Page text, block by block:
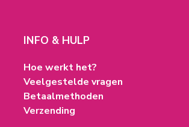
INFO & HULP
Hoe werkt het?
Veelgestelde vragen
Betaalmethoden
Verzending